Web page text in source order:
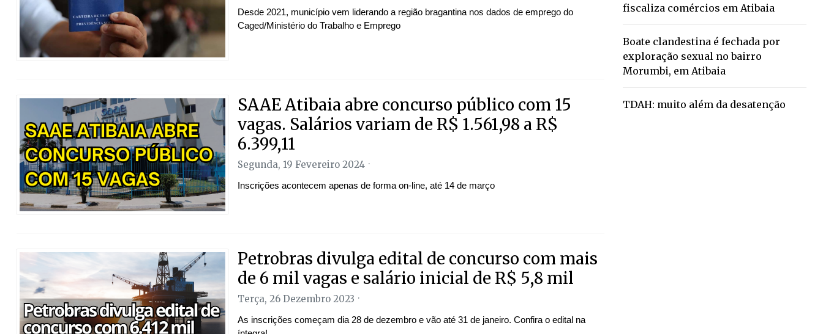
Desde 2021, município vem liderando a região bragantina nos dados de emprego do
Caged/Ministério do Trabalho e Emprego
SAAE Atibaia abre concurso público com 15
vagas. Salários variam de R$ 1.561,98 a R$
6.399,11
Segunda, 19 Fevereiro 2024
Inscrições acontecem apenas de forma on-line, até 14 de março
Petrobras divulga edital de concurso com mais
de 6 mil vagas e salário inicial de R$ 5,8 mil
Terça, 26 Dezembro 2023
As inscrições começam dia 28 de dezembro e vão até 31 de janeiro. Confira o edital na
fiscaliza comércios em Atibaia
Boate clandestina é fechada por
exploração sexual no bairro
Morumbi, em Atibaia
TDAH: muito além da desatenção